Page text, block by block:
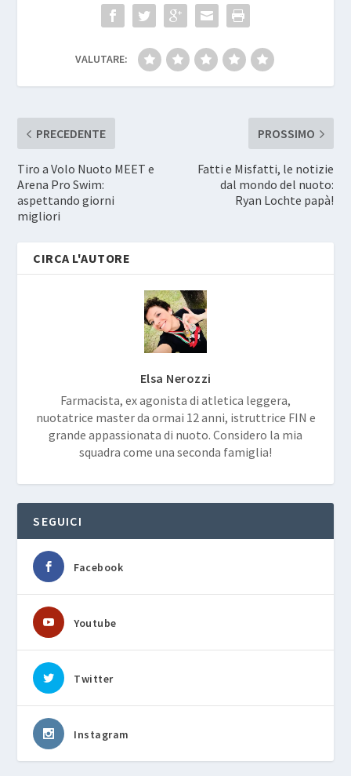
VALUTARE:
PRECEDENTE
Tiro a Volo Nuoto MEET e
Arena Pro Swim:
aspettando giorni
migliori
PROSSIMO
Fatti e Misfatti, le notizie
dal mondo del nuoto:
Ryan Lochte papà!
CIRCA L'AUTORE
Elsa Nerozzi
Farmacista, ex agonista di atletica leggera,
nuotatrice master da ormai 12 anni, istruttrice FIN e
grande appassionata di nuoto. Considero la mia
squadra come una seconda famiglia!
SEGUICI
Facebook
Youtube
Twitter
Instagram